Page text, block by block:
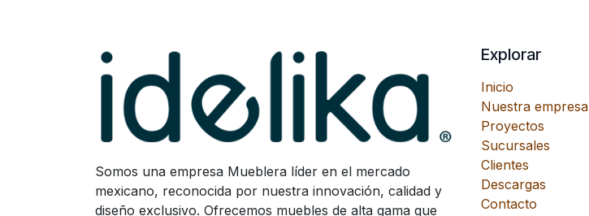
Somos una empresa Mueblera líder en el mercado
mexicano, reconocida por nuestra innovación, calidad y
diseño exclusivo. Ofrecemos muebles de alta gama que
Explorar
Inicio
Nuestra empresa
Proyectos
Sucursales
Clientes
Descargas
Contacto